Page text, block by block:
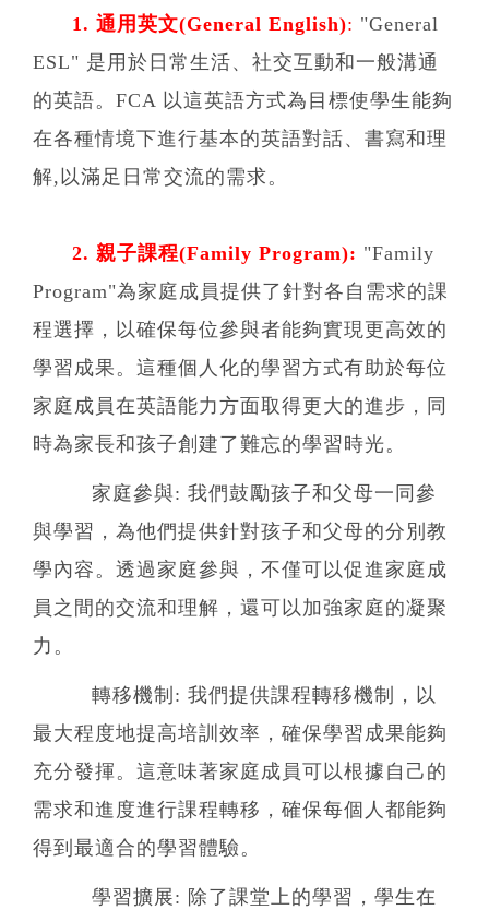
1. 通用英文(General English): "General
ESL" 是用於日常生活、社交互動和一般溝通
的英語。FCA 以這英語方式為目標使學生能夠
在各種情境下進行基本的英語對話、書寫和理
解,以滿足日常交流的需求。
2. 親子課程(Family Program): "Family
Program"為家庭成員提供了針對各自需求的課
程選擇，以確保每位參與者能夠實現更高效的
學習成果。這種個人化的學習方式有助於每位
家庭成員在英語能力方面取得更大的進步，同
時為家長和孩子創建了難忘的學習時光。
家庭參與: 我們鼓勵孩子和父母一同參
與學習，為他們提供針對孩子和父母的分別教
學內容。透過家庭參與，不僅可以促進家庭成
員之間的交流和理解，還可以加強家庭的凝聚
力。
轉移機制: 我們提供課程轉移機制，以
最大程度地提高培訓效率，確保學習成果能夠
充分發揮。這意味著家庭成員可以根據自己的
需求和進度進行課程轉移，確保每個人都能夠
得到最適合的學習體驗。
學習擴展: 除了課堂上的學習，學生在